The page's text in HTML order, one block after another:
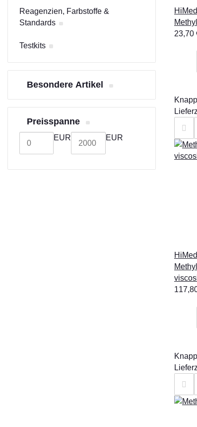
23,70
Reagenzien, Farbstoffe &
Standards
Testkits
Besondere Artikel
Preisspanne
EUR EUR